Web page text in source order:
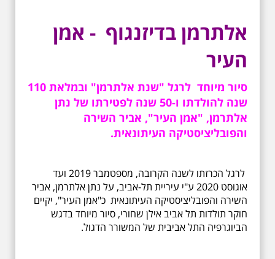
אלתרמן בדיזנגוף - אמן
העיר
סיור מיוחד לרגל "שנת אלתרמן" ובמלאת 110
שנה להולדתו ו-50 שנה לפטירתו של נתן
אלתרמן, "אמן העיר", אביר השירה
והפובליציסטיקה העיתונאית.
לרגל הכרזתו לשנה הקרובה, מספטמבר 2019 ועד
אוגוסט 2020 ע"י עיריית תל-אביב, על נתן אלתרמן, אביר
השירה והפובליציסטיקה העיתונאית כ"אמן העיר", יקיים
חוקר תולדות תל אביב אילן שחורי, סיור מיוחד בדגש
הביוגרפיה התל אביבית של המשורר הדגול.